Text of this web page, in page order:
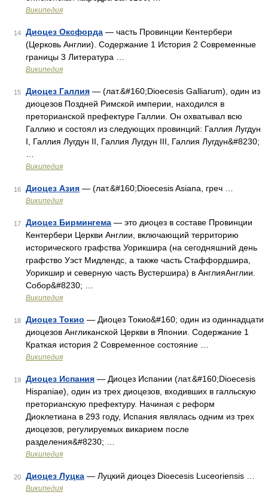
Википедия
14 Диоцез Оксфорда — часть Провинции Кентербери
(Церковь Англии). Содержание 1 История 2 Современные
границы 3 Литература …
Википедия
15 Диоцез Галлия — (лат.&#160;Dioecesis Galliarum), один из
диоцезов Поздней Римской империи, находился в
преторианской префектуре Галлии. Он охватывал всю
Галлию и состоял из следующих провинций: Галлия Лугдун
I, Галлия Лугдун II, Галлия Лугдун III, Галлия Лугдун&#8230;
Википедия
16 Диоцез Азия — (лат.&#160;Dioecesis Asiana, греч …
Википедия
17 Диоцез Бирмингема — это диоцез в составе Провинции
Кентербери Церкви Англии, включающий территорию
исторического графства Уорикшира (на сегодняшний день
графство Уэст Мидлендс, а также часть Стаффордшира,
Уорикшир и северную часть Вустершира) в АнглияАнглии.
Собор&#8230; …
Википедия
18 Диоцез Токио — Диоцез Токио&#160; один из одиннадцати
диоцезов Англиканской Церкви в Японии. Содержание 1
Краткая история 2 Современное состояние …
Википедия
19 Диоцез Испания — Диоцез Испании (лат.&#160;Dioecesis
Hispaniae), один из трех диоцезов, входивших в галльскую
преторианскую префектуру. Начиная с реформ
Диоклетиана в 293 году, Испания являлась одним из трех
диоцезов, регулируемых викарием после
разделения&#8230; …
Википедия
20 Диоцез Луцка — Луцкий диоцез Dioecesis Luceoriensis …
Википедия